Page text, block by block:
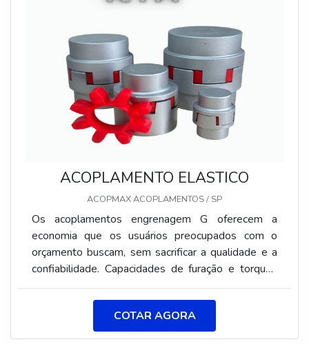
ACOPLAMENTO ELASTICO
ACOPMAX ACOPLAMENTOS / SP
Os acoplamentos engrenagem G oferecem a
economia que os usuários preocupados com o
orçamento buscam, sem sacrificar a qualidade e a
confiabilidade. Capacidades de furação e torques
nominais superiores As capacidades de furações e
de torque sem igual dos acoplamentos
engrenagem G permitem que você escolha um
tamanho menor para uma determinada aplicação. A
COTAR AGORA